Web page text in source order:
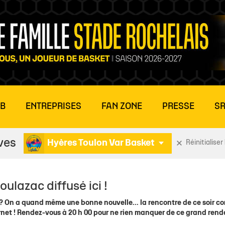
Stade Rochelais TV
Photothèque
Actu NF2
Actu Seniors
Gaston Neveur
Missions et valeurs
ENTREPRISES
CSE
Offre Hospitalités
FAN ZONE
Stade Rochelais TV
Photothèque Nos Boutiques
PRESSE
Rejoindre notre liste
Hyères Toulon Var Basket Réinitialiser
diffusé ici !
On a quand même une bonne nouvelle... la rencontre de ce soir
! Rendez-vous à 20 h 00 pour ne rien manquer de ce grand